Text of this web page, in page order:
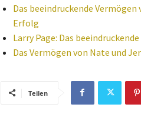
Das beeindruckende
Erfolg
Larry Page: Das
Das Vermögen von Nate und
Teilen